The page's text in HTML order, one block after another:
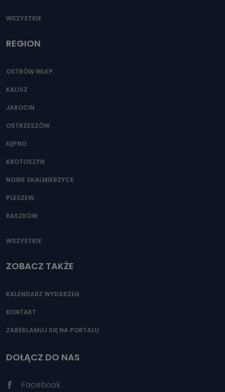
WSZYSTKIE
REGION
OSTRÓW WLKP.
KALISZ
JAROCIN
OSTRZESZÓW
KĘPNO
KROTOSZYN
NOWE SKALMIERZYCE
PLESZEW
RASZKÓW
WSZYSTKIE
ZOBACZ TAKŻE
KALENDARZ WYDARZEŃ
KONTAKT
ZAREKLAMUJ SIĘ NA PORTALU
DOŁĄCZ DO NAS
Facebook